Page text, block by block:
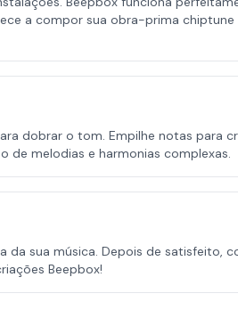
a compor sua obra-prima chiptune
dobrar o tom. Empilhe notas para
de melodias e harmonias complexas.
da sua música. Depois de satisfeito,
Beepbox!